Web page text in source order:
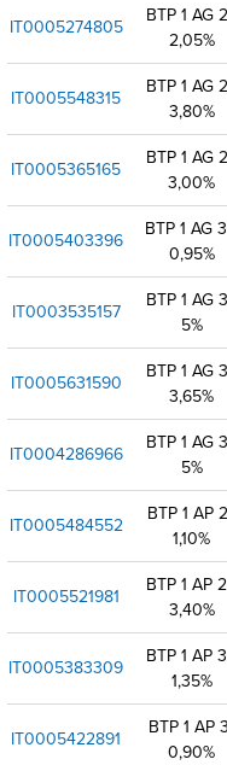
IT0005274805
BTP 1 AG
2,05%
IT0005548315
BTP 1 AG
3,80%
IT0005365165
BTP 1 AG
3,00%
IT0005403396
BTP 1 AG
0,95%
IT0003535157
BTP 1 AG
5%
IT0005631590
BTP 1 AG
3,65%
IT0004286966
BTP 1 AG
5%
IT0005484552
BTP 1 AP
1,10%
IT0005521981
BTP 1 AP
3,40%
IT0005383309
BTP 1 AP
1,35%
IT0005422891
BTP 1 AP
0,90%